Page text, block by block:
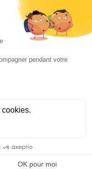
par PIXELL